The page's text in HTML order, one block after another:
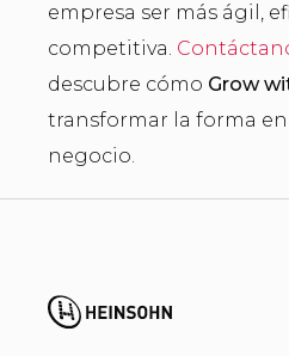
empresa ser más ágil,
competitiva.
descubre cómo Grow
transformar la forma
negocio.